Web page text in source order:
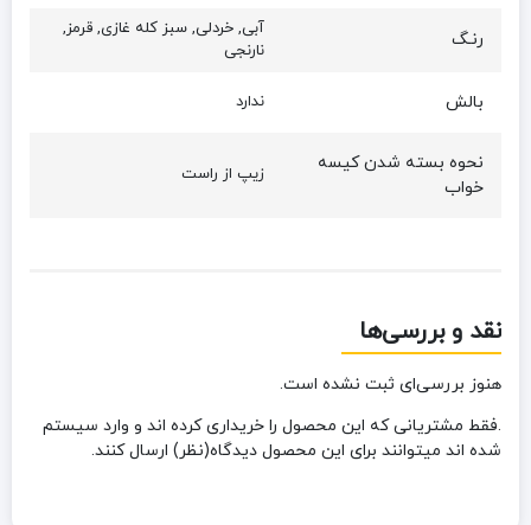
رنـگ
آبی, خردلی, سبز کله غازی, قرمز,
نارنجی
بالش ندارد
نحوه بسته شدن کیسه
خواب
زیپ از راست
نقد و بررسی‌ها
هنوز بررسی‌ای ثبت نشده است.
.فقط مشتریانی که این محصول را خریداری کرده اند و وارد سیستم
شده اند میتوانند برای این محصول دیدگاه(نظر) ارسال کنند.